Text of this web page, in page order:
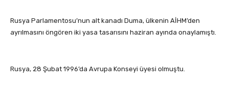
Rusya Parlamentosu’nun alt kanadı Duma, ülkenin AİHM’den
ayrılmasını öngören iki yasa tasarısını haziran ayında onaylamıştı.
Rusya, 28 Şubat 1996’da Avrupa Konseyi üyesi olmuştu.